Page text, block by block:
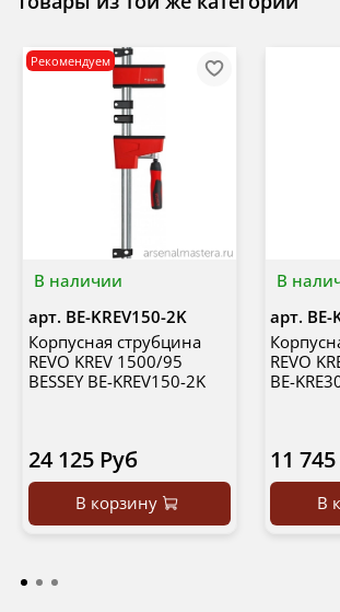
В наличии
Рекомендуем
арт. BE-KREV150-2K
Корпусная струбцина
REVO KREV 1500/95
BESSEY BE-KREV150-2K
24 125 Руб
В корзину
В
арт. BE-
REVO
BE-
11
В